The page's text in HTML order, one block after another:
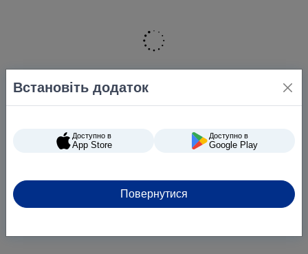
Встановіть додаток
Доступно в
App Store
Доступно в
Google Play
Повернутися